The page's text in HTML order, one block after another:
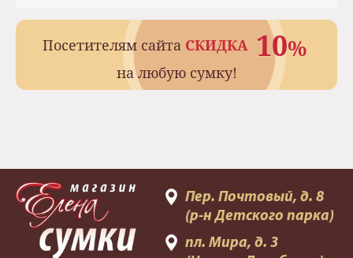
Посетителям сайта СКИДКА 10%
на любую сумку!
Пер. Почтовый, д. 8
(р-н Детского парка)
пл. Мира, д. 3